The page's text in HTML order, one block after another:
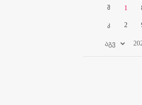
შ
კ
1
2